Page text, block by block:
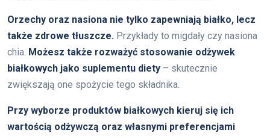
Orzechy oraz nasiona nie tylko zapewniają białko, lecz
także zdrowe tłuszcze. Przykłady to migdały czy nasiona
chia. Możesz także rozważyć stosowanie odżywek
białkowych jako suplementu diety – skutecznie
zwiększają one spożycie tego składnika.
Przy wyborze produktów białkowych kieruj się ich
wartością odżywczą oraz własnymi preferencjami